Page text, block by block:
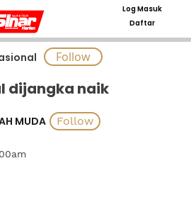
Log Masuk
Daftar
dijangka naik
MUDA